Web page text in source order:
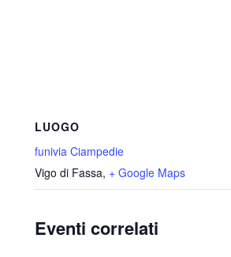
LUOGO
funivia Ciampedie
Vigo di Fassa, + Google Maps
Eventi correlati